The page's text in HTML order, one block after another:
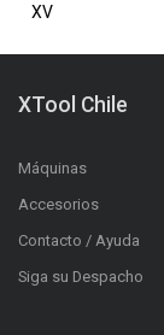
XV
XTool Chile
Máquinas
Accesorios
Contacto / Ayuda
Siga su Despacho